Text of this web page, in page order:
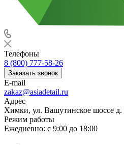
Телефоны
8 (800) 777-58-26
Заказать звонок
E-mail
zakaz@asiadetail.ru
Адрес
Химки, ул. Вашутинское шоссе д.
Режим работы
Ежедневно: с 9:00 до 18:00